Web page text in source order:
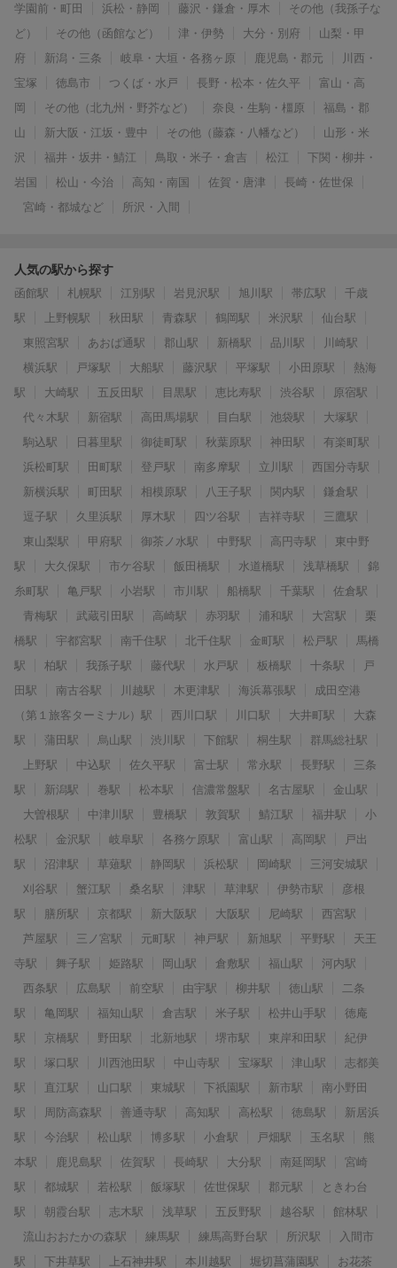
学園前・町田
浜松・静岡 藤沢・鎌倉・厚木
その他（我孫子な
ど）
その他（函館など） 津・伊勢 大分・別府
山梨・甲
府
新潟・三条 岐阜・大垣・各務ヶ原 鹿児島・郡元
川西・
宝塚
徳島市 つくば・水戸 長野・松本・佐久平
富山・高
岡
その他（北九州・野芥など） 奈良・生駒・橿原
福島・郡
山
新大阪・江坂・豊中 その他（藤森・八幡など）
山形・米
沢
福井・坂井・鯖江 鳥取・米子・倉吉 松江
下関・柳井・
岩国
松山・今治 高知・南国 佐賀・唐津
長崎・佐世保
宮崎・都城など
所沢・入間
人気の駅から探す
函館駅 札幌駅 江別駅 岩見沢駅 旭川駅 帯広駅
千歳
駅
上野幌駅 秋田駅 青森駅 鶴岡駅 米沢駅
仙台駅
東照宮駅
あおば通駅 郡山駅 新橋駅 品川駅
川崎駅
横浜駅
戸塚駅 大船駅 藤沢駅 平塚駅 小田原駅
熱海
駅
大崎駅 五反田駅 目黒駅 恵比寿駅 渋谷駅
原宿駅
代々木駅
新宿駅 高田馬場駅 目白駅 池袋駅
大塚駅
駒込駅
日暮里駅 御徒町駅 秋葉原駅 神田駅
有楽町駅
浜松町駅
田町駅 登戸駅 南多摩駅 立川駅
西国分寺駅
新横浜駅
町田駅 相模原駅 八王子駅 関内駅
鎌倉駅
逗子駅
久里浜駅 厚木駅 四ツ谷駅 吉祥寺駅
三鷹駅
東山梨駅
甲府駅 御茶ノ水駅 中野駅 高円寺駅
東中野
駅
大久保駅 市ケ谷駅 飯田橋駅 水道橋駅 浅草橋駅
錦
糸町駅
亀戸駅 小岩駅 市川駅 船橋駅 千葉駅
佐倉駅
青梅駅
武蔵引田駅 高崎駅 赤羽駅 浦和駅 大宮駅
栗
橋駅
宇都宮駅 南千住駅 北千住駅 金町駅 松戸駅
馬橋
駅
柏駅 我孫子駅 藤代駅 水戸駅 板橋駅 十条駅
戸
田駅
南古谷駅 川越駅 木更津駅 海浜幕張駅
成田空港
（第１旅客ターミナル）駅
西川口駅 川口駅 大井町駅
大森
駅
蒲田駅 烏山駅 渋川駅 下館駅 桐生駅
群馬総社駅
上野駅
中込駅 佐久平駅 富士駅 常永駅 長野駅
三条
駅
新潟駅 巻駅 松本駅 信濃常盤駅 名古屋駅
金山駅
大曽根駅
中津川駅 豊橋駅 敦賀駅 鯖江駅 福井駅
小
松駅
金沢駅 岐阜駅 各務ケ原駅 富山駅 高岡駅
戸出
駅
沼津駅 草薙駅 静岡駅 浜松駅 岡崎駅
三河安城駅
刈谷駅
蟹江駅 桑名駅 津駅 草津駅 伊勢市駅
彦根
駅
膳所駅 京都駅 新大阪駅 大阪駅 尼崎駅
西宮駅
芦屋駅
三ノ宮駅 元町駅 神戸駅 新旭駅 平野駅
天王
寺駅
舞子駅 姫路駅 岡山駅 倉敷駅 福山駅
河内駅
西条駅
広島駅 前空駅 由宇駅 柳井駅 徳山駅
二条
駅
亀岡駅 福知山駅 倉吉駅 米子駅 松井山手駅
徳庵
駅
京橋駅 野田駅 北新地駅 堺市駅 東岸和田駅
紀伊
駅
塚口駅 川西池田駅 中山寺駅 宝塚駅 津山駅
志都美
駅
直江駅 山口駅 東城駅 下祇園駅 新市駅
南小野田
駅
周防高森駅 善通寺駅 高知駅 高松駅 徳島駅
新居浜
駅
今治駅 松山駅 博多駅 小倉駅 戸畑駅 玉名駅
熊
本駅
鹿児島駅 佐賀駅 長崎駅 大分駅 南延岡駅
宮崎
駅
都城駅 若松駅 飯塚駅 佐世保駅 郡元駅
ときわ台
駅
朝霞台駅 志木駅 浅草駅 五反野駅 越谷駅
館林駅
流山おおたかの森駅
練馬駅 練馬高野台駅 所沢駅
入間市
駅
下井草駅 上石神井駅 本川越駅 堀切菖蒲園駅 お花茶